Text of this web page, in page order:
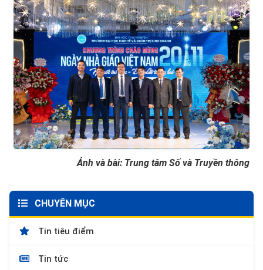
Ảnh và bài: Trung tâm Số và Truyền thông
CHUYÊN MỤC
Tin tiêu điểm
Tin tức